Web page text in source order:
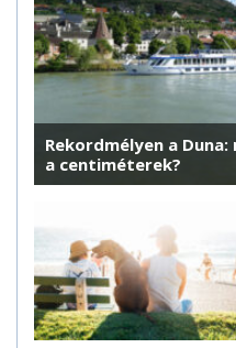
Rekordmélyen a
a centiméterek?